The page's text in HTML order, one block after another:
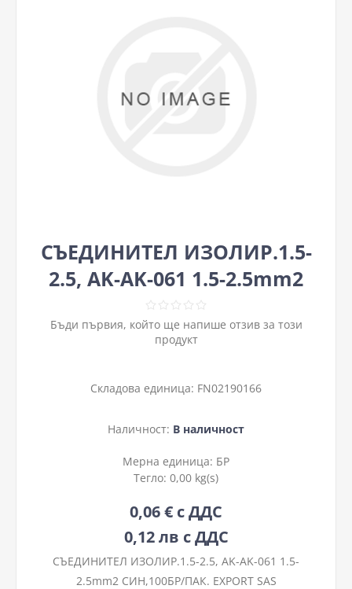
СЪЕДИНИТЕЛ ИЗОЛИР.1.5-
2.5, ΑΚ-ΑΚ-061 1.5-2.5mm2
Бъди първия, който ще напише отзив за този
продукт
Складова единица: FN02190166
Наличност: В наличност
Мерна единица: БР
Тегло: 0,00 kg(s)
0,06 € с ДДС
0,12 лв с ДДС
СЪЕДИНИТЕЛ ИЗОЛИР.1.5-2.5, ΑΚ-ΑΚ-061 1.5-
2.5mm2 СИН,100БР/ПАК. EXPORT SAS